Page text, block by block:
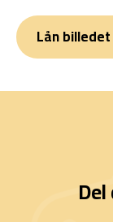
Lån billedet